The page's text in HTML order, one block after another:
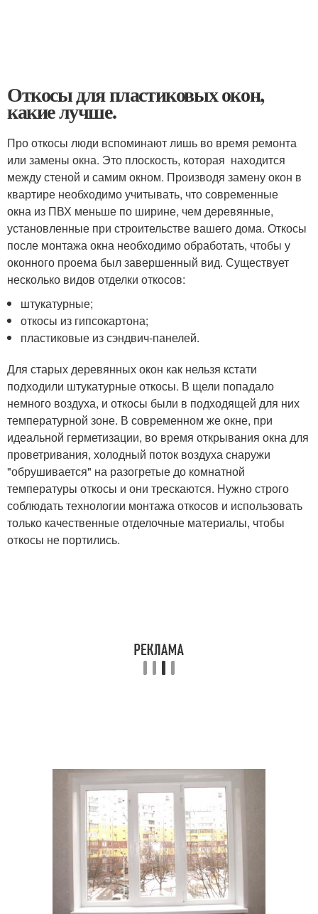
Откосы для пластиковых окон,
какие лучше.
Про откосы люди вспоминают лишь во время ремонта
или замены окна. Это плоскость, которая находится
между стеной и самим окном. Производя замену окон в
квартире необходимо учитывать, что современные
окна из ПВХ меньше по ширине, чем деревянные,
установленные при строительстве вашего дома. Откосы
после монтажа окна необходимо обработать, чтобы у
оконного проема был завершенный вид. Существует
несколько видов отделки откосов:
штукатурные;
откосы из гипсокартона;
пластиковые из сэндвич-панелей.
Для старых деревянных окон как нельзя кстати
подходили штукатурные откосы. В щели попадало
немного воздуха, и откосы были в подходящей для них
температурной зоне. В современном же окне, при
идеальной герметизации, во время открывания окна для
проветривания, холодный поток воздуха снаружи
"обрушивается" на разогретые до комнатной
температуры откосы и они трескаются. Нужно строго
соблюдать технологии монтажа откосов и использовать
только качественные отделочные материалы, чтобы
откосы не портились.